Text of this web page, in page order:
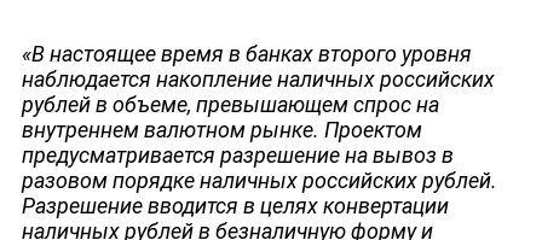
«В настоящее время в банках второго уровня
наблюдается накопление наличных российских
рублей в объеме, превышающем спрос на
внутреннем валютном рынке. Проектом
предусматривается разрешение на вывоз в
разовом порядке наличных российских рублей.
Разрешение вводится в целях конвертации
наличных рублей в безналичную форму и